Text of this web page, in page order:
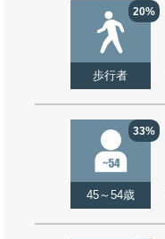
20%
歩行者
33%
45～54歳